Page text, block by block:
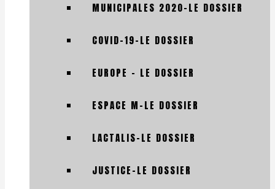
MUNICIPALES 2020-LE DOSSIER
COVID-19-LE DOSSIER
EUROPE – LE DOSSIER
ESPACE M-LE DOSSIER
LACTALIS-LE DOSSIER
JUSTICE-LE DOSSIER